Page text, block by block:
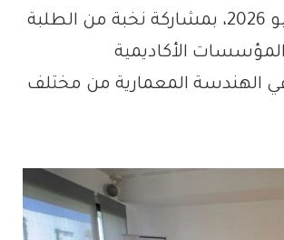
23 إلى 25 يونيو 2026، بمشاركة نخبة من الطلبة
الأكاديمية
الهندسة المعمارية من مختلف